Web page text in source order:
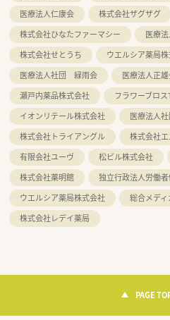
医療法人仁康会
株式会社ザグザグ
株式会社ひなたファーマシー
医療
株式会社せとうち
ウエルシア薬局
医療法人社団 緑雨会
医療法人正
瀬戸内薬品株式会社
フラワーブロ
イオンリテール株式会社
医療法人
株式会社トライアングル
株式会社
有限会社ユーヴ
松ビル株式会社
株式会社薬明館
独立行政法人労働
ウエルシア薬局株式会社
総合メデ
株式会社レデイ薬局
PAGE